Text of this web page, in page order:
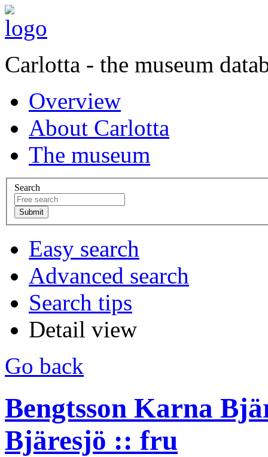
Carlotta - the museum
Overview
About Carlotta
The museum
Search
Easy search
Advanced search
Search tips
Detail view
Go back
Bengtsson Karna
Bjäresjö :: fru